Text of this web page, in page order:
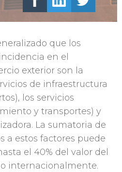
que los
en el
exterior son la
de infraestructura
los servicios
y transportes) y
La sumatoria de
a estos factores puede
el 40% del valor del
internacionalmente.